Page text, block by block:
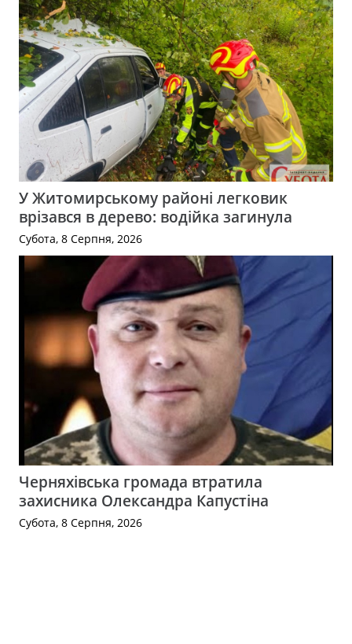
У Житомирському районі легковик
врізався в дерево: водійка загинула
Субота, 8 Серпня, 2026
Черняхівська громада втратила
захисника Олександра Капустіна
Субота, 8 Серпня, 2026